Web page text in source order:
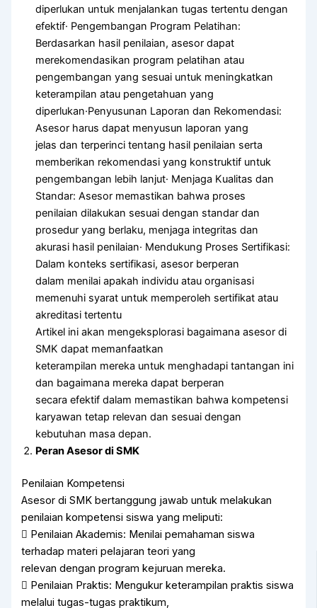
diperlukan untuk menjalankan tugas tertentu dengan
efektif· Pengembangan Program Pelatihan:
Berdasarkan hasil penilaian, asesor dapat
merekomendasikan program pelatihan atau
pengembangan yang sesuai untuk meningkatkan
keterampilan atau pengetahuan yang
diperlukan·Penyusunan Laporan dan Rekomendasi:
Asesor harus dapat menyusun laporan yang
jelas dan terperinci tentang hasil penilaian serta
memberikan rekomendasi yang konstruktif untuk
pengembangan lebih lanjut· Menjaga Kualitas dan
Standar: Asesor memastikan bahwa proses
penilaian dilakukan sesuai dengan standar dan
prosedur yang berlaku, menjaga integritas dan
akurasi hasil penilaian· Mendukung Proses Sertifikasi:
Dalam konteks sertifikasi, asesor berperan
dalam menilai apakah individu atau organisasi
memenuhi syarat untuk memperoleh sertifikat atau
akreditasi tertentu
Artikel ini akan mengeksplorasi bagaimana asesor di
SMK dapat memanfaatkan
keterampilan mereka untuk menghadapi tantangan ini
dan bagaimana mereka dapat berperan
secara efektif dalam memastikan bahwa kompetensi
karyawan tetap relevan dan sesuai dengan
kebutuhan masa depan.
Peran Asesor di SMK
Penilaian Kompetensi
Asesor di SMK bertanggung jawab untuk melakukan
penilaian kompetensi siswa yang meliputi:
 Penilaian Akademis: Menilai pemahaman siswa
terhadap materi pelajaran teori yang
relevan dengan program kejuruan mereka.
 Penilaian Praktis: Mengukur keterampilan praktis siswa
melalui tugas-tugas praktikum,